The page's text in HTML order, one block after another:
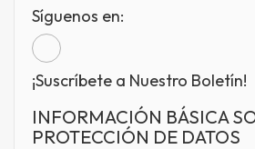
Síguenos en:
¡Suscríbete a Nuestro Boletín!
INFORMACIÓN BÁSICA
PROTECCIÓN DE DATOS